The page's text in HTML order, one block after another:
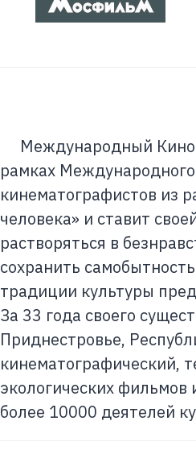
Международный
рамках
кинематографистов из
человека» и ставит
растворяться в
сохранить
традиции культуры
За 33 года своего
Приднестровье,
кинематографический,
экологических фильмов
более 10000 деятелей